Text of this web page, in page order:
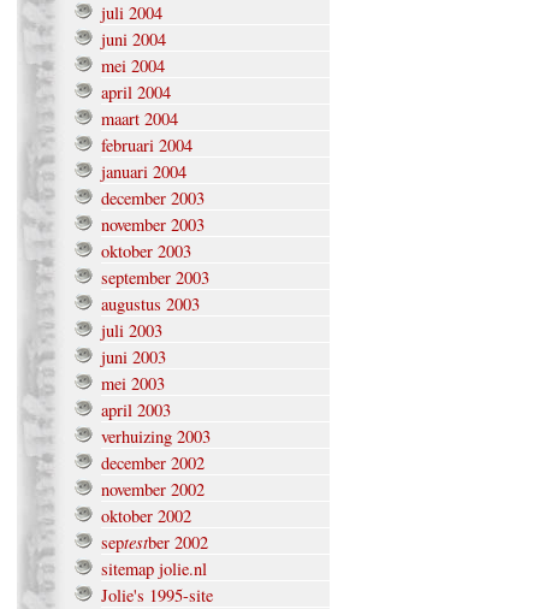
juli 2004
juni 2004
mei 2004
april 2004
maart 2004
februari 2004
januari 2004
december 2003
november 2003
oktober 2003
september 2003
augustus 2003
juli 2003
juni 2003
mei 2003
april 2003
verhuizing 2003
december 2002
november 2002
oktober 2002
septestber 2002
sitemap jolie.nl
Jolie's 1995-site